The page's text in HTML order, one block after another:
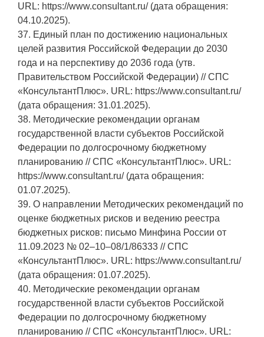
URL: https://www.consultant.ru/ (дата обращения:
04.10.2025).
37. Единый план по достижению национальных
целей развития Российской Федерации до 2030
года и на перспективу до 2036 года (утв.
Правительством Российской Федерации) // СПС
«КонсультантПлюс». URL: https://www.consultant.ru/
(дата обращения: 31.01.2025).
38. Методические рекомендации органам
государственной власти субъектов Российской
Федерации по долгосрочному бюджетному
планированию // СПС «КонсультантПлюс». URL:
https://www.consultant.ru/ (дата обращения:
01.07.2025).
39. О направлении Методических рекомендаций по
оценке бюджетных рисков и ведению реестра
бюджетных рисков: письмо Минфина России от
11.09.2023 № 02–10–08/1/86333 // СПС
«КонсультантПлюс». URL: https://www.consultant.ru/
(дата обращения: 01.07.2025).
40. Методические рекомендации органам
государственной власти субъектов Российской
Федерации по долгосрочному бюджетному
планированию // СПС «КонсультантПлюс». URL: